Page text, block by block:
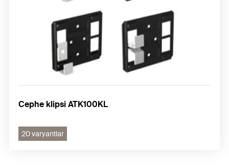
Cephe klipsi ATK100KL
20 varyantlar